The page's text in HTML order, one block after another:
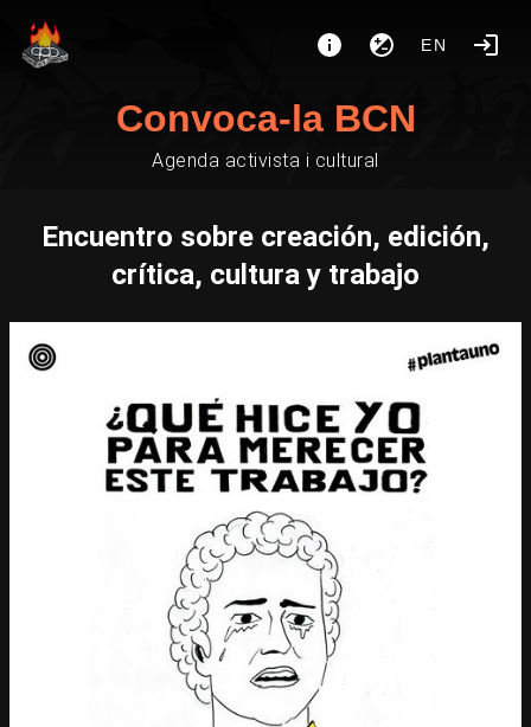
EN
Convoca-la BCN
Agenda activista i cultural
Encuentro sobre creación, edición,
crítica, cultura y trabajo